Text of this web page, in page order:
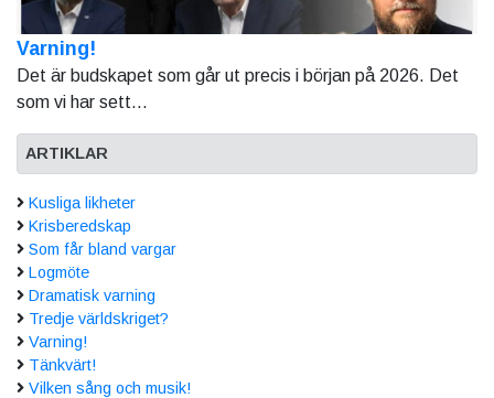
Varning!
Det är budskapet som går ut precis i början på 2026. Det
som vi har sett...
ARTIKLAR
Kusliga likheter
Krisberedskap
Som får bland vargar
Logmöte
Dramatisk varning
Tredje världskriget?
Varning!
Tänkvärt!
Vilken sång och musik!